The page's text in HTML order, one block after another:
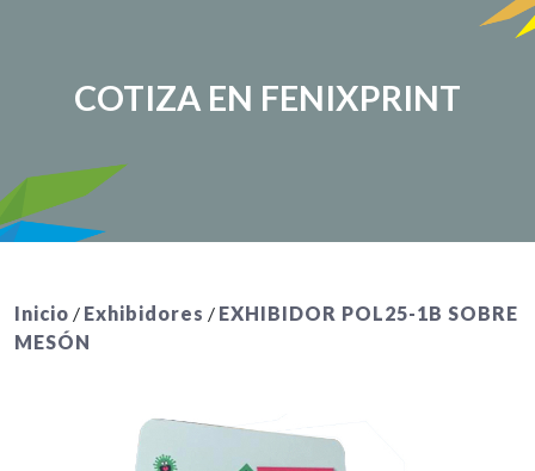
COTIZA EN FENIXPRINT
Inicio / Exhibidores / EXHIBIDOR POL25-1B SOBRE
MESÓN